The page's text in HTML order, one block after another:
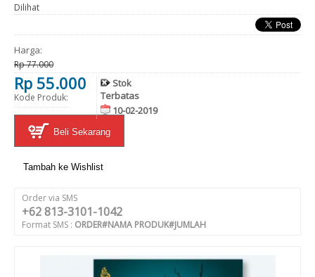
Dilihat
Harga:
Rp 77.000
Rp 55.000
Kode Produk:
Stok
Terbatas
10-02-2019
Beli Sekarang
Tambah ke Wishlist
Order via SMS
+62 813-3101-1042
Format SMS : ORDER#NAMA PRODUK#JUMLAH